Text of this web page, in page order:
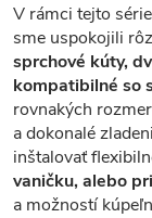
V rámci tejto
sme uspokojili
sprchové kúty,
kompatibilné so
rovnakých
a dokonalé
inštalovať
vaničku, alebo
a možností